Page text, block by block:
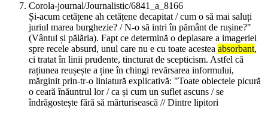
Corola-journal/Journalistic/6841_a_8166
Și-acum cetățene ah cetățene decapitat / cum o să mai saluți
juriul marea burghezie? / N-o să intri în pământ de rușine?"
(Vântul și pălăria). Fapt ce determină o deplasare a imageriei
spre recele absurd, unul care nu e cu toate acestea absorbant,
ci tratat în linii prudente, tincturat de scepticism. Astfel că
rațiunea reușește a ține în chingi revărsarea informului,
mărginit prin-tr-o liniatură explicativă: "Toate obiectele picură
o ceară înăuntrul lor / ca și cum un suflet ascuns / se
îndrăgostește fără să mărturisească // Dintre lipitori